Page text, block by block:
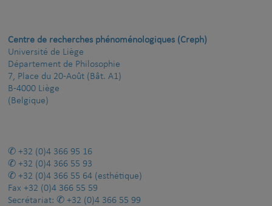
Centre de recherches phénoménologiques (Creph)
Université de Liège
Département de Philosophie
7, Place du 20-Août (Bât. A1)
B-4000 Liège
(Belgique)
+32 (0)4 366 95 16
+32 (0)4 366 55 93
+32 (0)4 366 55 64 (esthétique)
Fax +32 (0)4 366 55 59
Secrétariat:
+32 (0)4 366 55 99